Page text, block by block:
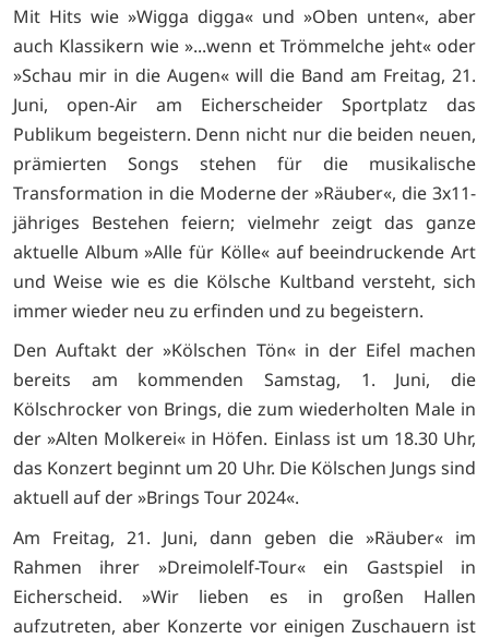
Mit Hits wie »Wigga digga« und »Oben unten«, aber
auch Klassikern wie »...wenn et Trömmelche jeht« oder
»Schau mir in die Augen« will die Band am Freitag, 21.
Juni, open-Air am Eicherscheider Sportplatz das
Publikum begeistern. Denn nicht nur die beiden neuen,
prämierten Songs stehen für die musikalische
Transformation in die Moderne der »Räuber«, die 3x11-
jähriges Bestehen feiern; vielmehr zeigt das ganze
aktuelle Album »Alle für Kölle« auf beeindruckende Art
und Weise wie es die Kölsche Kultband versteht, sich
immer wieder neu zu erfinden und zu begeistern.
Den Auftakt der »Kölschen Tön« in der Eifel machen
bereits am kommenden Samstag, 1. Juni, die
Kölschrocker von Brings, die zum wiederholten Male in
der »Alten Molkerei« in Höfen. Einlass ist um 18.30 Uhr,
das Konzert beginnt um 20 Uhr. Die Kölschen Jungs sind
aktuell auf der »Brings Tour 2024«.
Am Freitag, 21. Juni, dann geben die »Räuber« im
Rahmen ihrer »Dreimolelf-Tour« ein Gastspiel in
Eicherscheid. »Wir lieben es in großen Hallen
aufzutreten, aber Konzerte vor einigen Zuschauern ist